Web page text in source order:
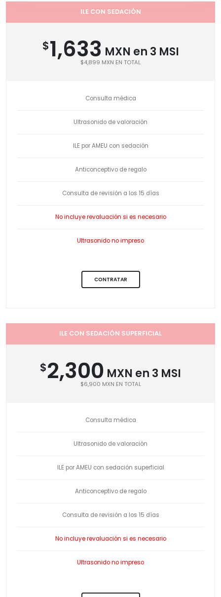
ILE CON SEDACIÓN
$1,633 MXN en 3 MSI
$4,899 MXN EN TOTAL
Consulta médica
Ultrasonido de valoración
ILE por AMEU con sedación
Anticonceptivo de regalo
Consulta de revisión a los 15 días
No incluye revaluación si es necesario
Ultrasonido no impreso
CONTRATAR
ILE CON SEDACIÓN SUPERFICIAL
$2,300 MXN en 3 MSI
$6,900 MXN EN TOTAL
Consulta médica
Ultrasonido de valoración
ILE por AMEU con sedación superficial
Anticonceptivo de regalo
Consulta de revisión a los 15 días
No incluye revaluación si es necesario
Ultrasonido no impreso